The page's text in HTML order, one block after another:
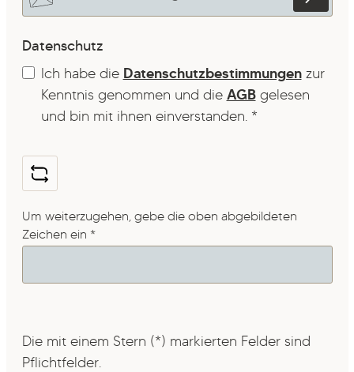
Datenschutz
Ich habe die Datenschutzbestimmungenzur
Kenntnis genommen und die AGBgelesen
und bin mit ihnen einverstanden. *
Um weiterzugehen, gebe die oben abgebildeten
Zeichen ein *
Die mit einem Stern (*) markierten Felder sind
Pflichtfelder.